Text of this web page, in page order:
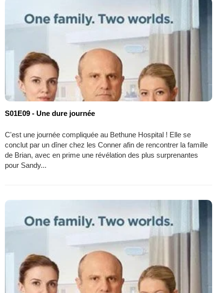
S01E09 - Une dure journée
C'est une journée compliquée au Bethune Hospital ! Elle se
conclut par un dîner chez les Conner afin de rencontrer la famille
de Brian, avec en prime une révélation des plus surprenantes
pour Sandy...